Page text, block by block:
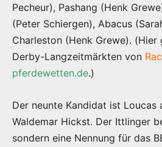
Pecheur), Pashang (Henk
(Peter Schiergen), Abacus
Charleston (Henk Grewe). (Hier
Derby-Langzeitmärkten von
pferdewetten.de.)
Der neunte Kandidat ist Loucas
Waldemar Hickst. Der Ittlinger
sondern eine Nennung für das